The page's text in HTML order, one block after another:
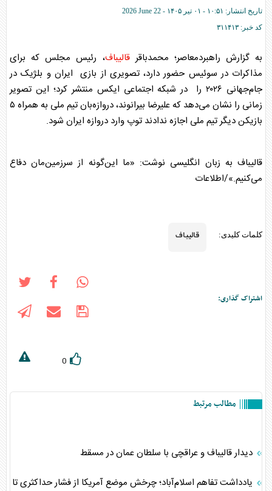
تاریخ انتشار: ۱۰:۵۱ - ۰۱ تير ۱۴۰۵ -
2026 June 22
کد خبر: ۳۱۱۴۱۳
به گزارش راهبردمعاصر؛ محمدباقرقالیباف، رئیس مجلس که برای
مذاکرات در سوئیس حضور دارد، تصویری از بازی ایران و بلژیک در
جام‌جهانی ۲۰۲۶ را در شبکه اجتماعی ایکس منتشر کرد؛ این تصویر
زمانی را نشان می‌دهد که علیرضا بیرانوند، دروازه‌بان تیم ملی به همراه ۵
بازیکن دیگر تیم ملی اجازه ندادند توپ وارد دروازه ایران شود.
قالیباف به زبان انگلیسی نوشت: «ما این‌گونه از سرزمین‌مان دفاع
می‌کنیم.»/اطلاعات
کلمات کلیدی: قالیباف
اشتراک گذاری:
0
مطالب مرتبط
دیدار قالیباف و عراقچی با سلطان عمان در مسقط
یادداشت تفاهم اسلام‌آباد؛ چرخش موضع آمریکا از فشار حداکثری تا